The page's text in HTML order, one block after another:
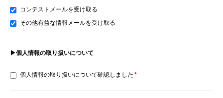
コンテストメールを受け取る
その他有益な情報メールを受け取る
▶個人情報の取り扱いについて
個人情報の取り扱いについて確認しました